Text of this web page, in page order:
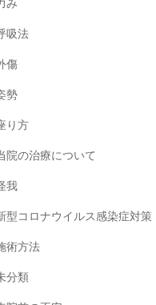
み
吸法
傷
勢
り方
院の治療について
我
型コロナウイルス感染症対策
術方法
分類